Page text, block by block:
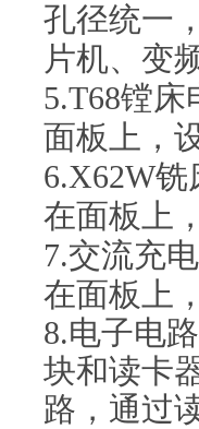
孔径统一
片机、变
5.T68镗
面板上，
6.X62W
在面板上
7.交流充
在面板上
8.电子电
块和读卡
路，通过